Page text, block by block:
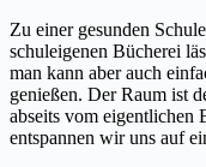
Zu einer gesunden
schuleigenen Bücherei
man kann aber auch
genießen. Der Raum ist
abseits vom eigentlichen
entspannen wir uns auf